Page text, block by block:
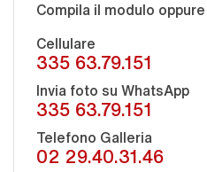
Compila il modulo
Cellulare
335 63.79.151
Invia foto su WhatsApp
335 63.79.151
Telefono Galleria
02 29.40.31.46